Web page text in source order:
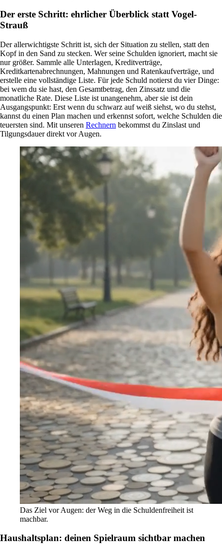
Der erste Schritt: ehrlicher Überblick statt Vogel-
Strauß
Der allerwichtigste Schritt ist, sich der Situation zu stellen, statt den
Kopf in den Sand zu stecken. Wer seine Schulden ignoriert, macht sie
nur größer. Sammle alle Unterlagen, Kreditverträge,
Kreditkartenabrechnungen, Mahnungen und Ratenkaufverträge, und
erstelle eine vollständige Liste. Für jede Schuld notierst du vier Dinge:
bei wem du sie hast, den Gesamtbetrag, den Zinssatz und die
monatliche Rate. Diese Liste ist unangenehm, aber sie ist dein
Ausgangspunkt: Erst wenn du schwarz auf weiß siehst, wo du stehst,
kannst du einen Plan machen und erkennst sofort, welche Schulden die
teuersten sind. Mit unseren Rechnern bekommst du Zinslast und
Tilgungsdauer direkt vor Augen.
Das Ziel vor Augen: der Weg in die Schuldenfreiheit ist
machbar.
Haushaltsplan: deinen Spielraum sichtbar machen